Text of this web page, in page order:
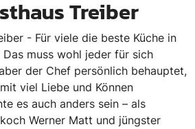
Treiber
- Für viele die beste Küche in
muss wohl jeder für sich
der Chef persönlich behauptet,
viel Liebe und Können
es auch anders sein – als
Werner Matt und jüngster